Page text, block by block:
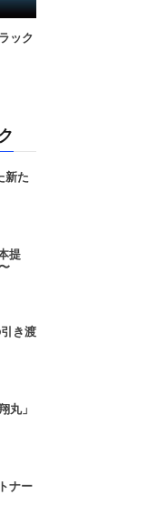
ック
新た
提
き渡
丸」
ナー